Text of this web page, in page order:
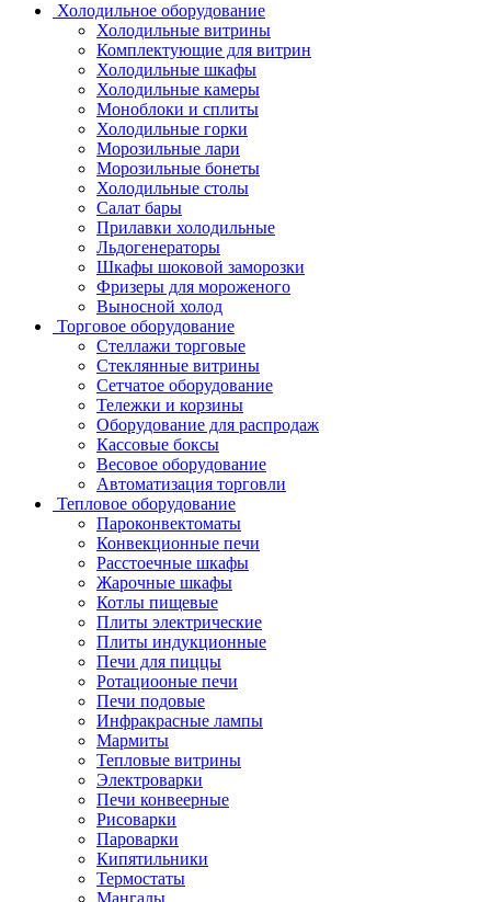
Холодильное оборудование
Холодильные витрины
Комплектующие для витрин
Холодильные шкафы
Холодильные камеры
Моноблоки и сплиты
Холодильные горки
Морозильные лари
Морозильные бонеты
Холодильные столы
Салат бары
Прилавки холодильные
Льдогенераторы
Шкафы шоковой заморозки
Фризеры для мороженого
Выносной холод
Торговое оборудование
Стеллажи торговые
Стеклянные витрины
Сетчатое оборудование
Тележки и корзины
Оборудование для распродаж
Кассовые боксы
Весовое оборудование
Автоматизация торговли
Тепловое оборудование
Пароконвектоматы
Конвекционные печи
Расстоечные шкафы
Жарочные шкафы
Котлы пищевые
Плиты электрические
Плиты индукционные
Печи для пиццы
Ротациооные печи
Печи подовые
Инфракрасные лампы
Мармиты
Тепловые витрины
Электроварки
Печи конвеерные
Рисоварки
Пароварки
Кипятильники
Термостаты
Мангалы